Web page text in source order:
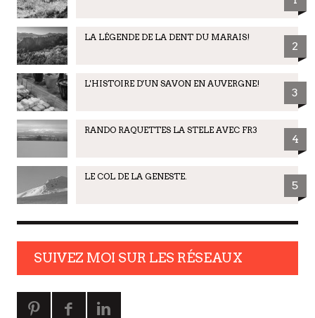
LA LÉGENDE DE LA DENT DU MARAIS!
2
L'HISTOIRE D'UN SAVON EN AUVERGNE!
3
RANDO RAQUETTES LA STELE AVEC FR3
4
LE COL DE LA GENESTE.
5
SUIVEZ MOI SUR LES RÉSEAUX